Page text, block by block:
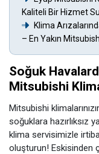
Kaliteli Bir Hizmet
Klima
– En Yakın
Soğuk
Mitsubishi
Mitsubishi
soğuklara hazırlıksız
klima servisimizle
oluşturun! Eskisinden